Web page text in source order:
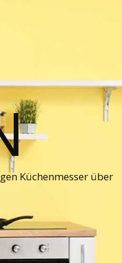
Küchenmesser über